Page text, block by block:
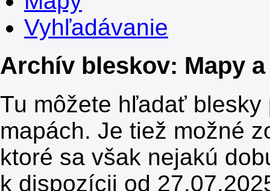
Vyhľadávanie
Archív bleskov: Mapy
Tu môžete hľadať
mapách. Je tiež možné
ktoré sa však nejakú
k dispozícii od